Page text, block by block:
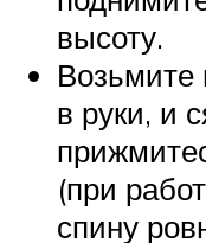
высоту.
Возьмите
в руки, и
(при
спину